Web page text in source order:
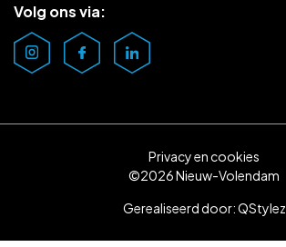
Volg ons via:
Privacy en cookies
©2026 Nieuw-Volendam
Gerealiseerd door:QStylez